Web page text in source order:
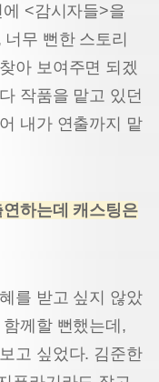
<감시자들>을
무 뻔한 스토리
아 보여주면 되겠
작품을 맡고 있던
내가 연출까지 맡
하는데 캐스팅은
를 받고 싶지 않았
께할 뻔했는데,
고 싶었다. 김준한